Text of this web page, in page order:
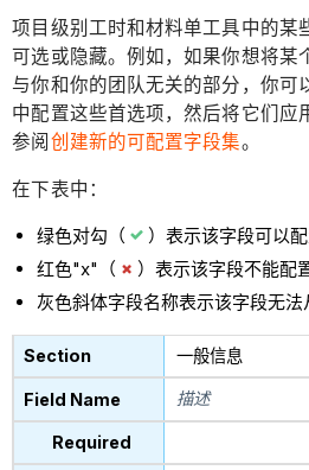
项目级别工时和材料单工具中的某
可选或隐藏。例如，如果你想将某
与你和你的团队无关的部分，你可
中配置这些首选项，然后将它们应
参阅 创建新的可配置字段集。
在下表中：
绿色对勾（
）表示该字段可以配
红色"x"（
）表示该字段不能配
灰色斜体字段名称表示该字段无法
一般信息
描述